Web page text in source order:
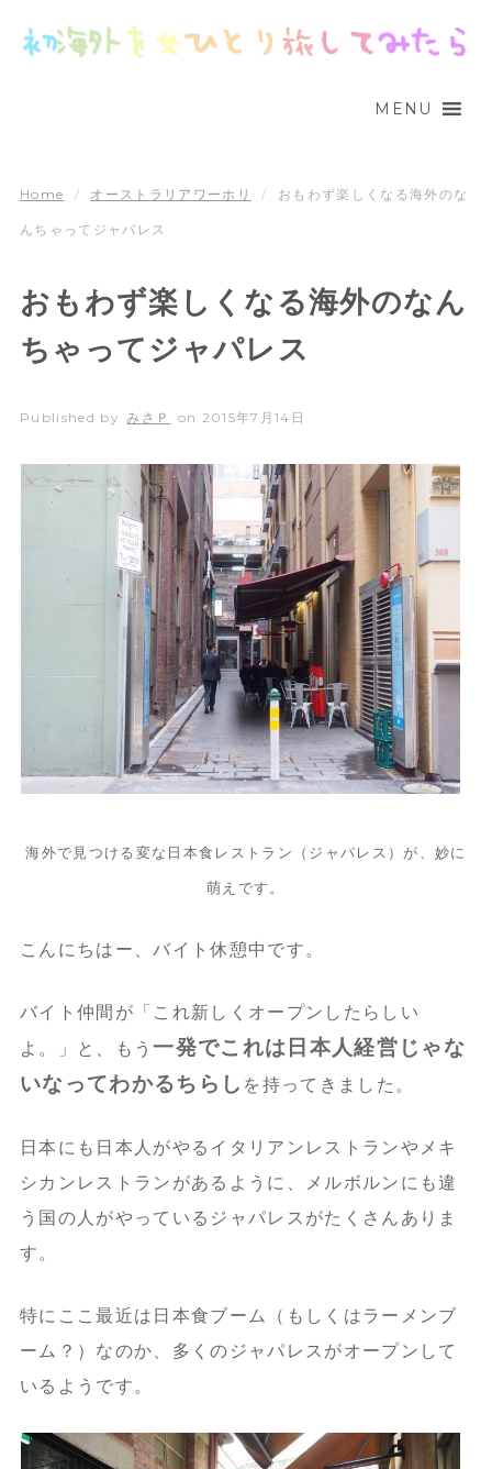
MENU
Home / オーストラリアワーホリ / おもわず楽しくなる海外のな
んちゃってジャパレス
おもわず楽しくなる海外のなん
ちゃってジャパレス
Published by みさＰ on 2015年7月14日
海外で見つける変な日本食レストラン（ジャパレス）が、妙に
萌えです。
こんにちはー、バイト休憩中です。
バイト仲間が「これ新しくオープンしたらしい
よ。」と、もう 一発でこれは日本人経営じゃな
いなってわかるちらし を持ってきました。
日本にも日本人がやるイタリアンレストランやメキ
シカンレストランがあるように、メルボルンにも違
う国の人がやっているジャパレスがたくさんありま
す。
特にここ最近は日本食ブーム（もしくはラーメンブ
ーム？）なのか、多くのジャパレスがオープンして
いるようです。